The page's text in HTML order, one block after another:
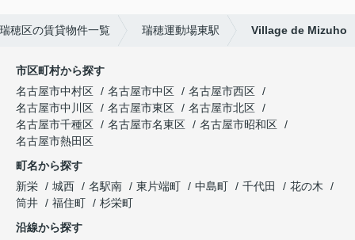
穂区の賃貸物件一覧 瑞穂運動場東駅 Village de Mizuho
市区町村から探す
名古屋市中村区
名古屋市中区
名古屋市西区
名古屋市中川区
名古屋市東区
名古屋市北区
名古屋市千種区
名古屋市名東区
名古屋市昭和区
名古屋市熱田区
町名から探す
新栄
城西 名駅南 東片端町 中島町 千代田
花の木
筒井
福住町
杉栄町
沿線から探す